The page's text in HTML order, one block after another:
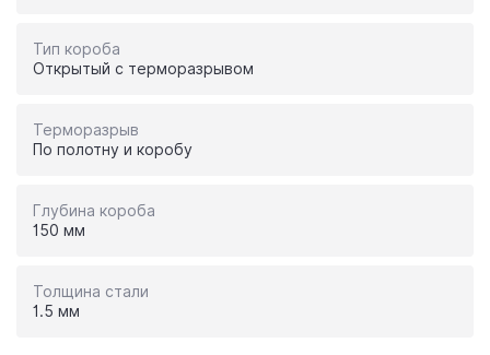
Тип короба
Открытый с терморазрывом
Терморазрыв
По полотну и коробу
Глубина короба
150 мм
Толщина стали
1.5 мм